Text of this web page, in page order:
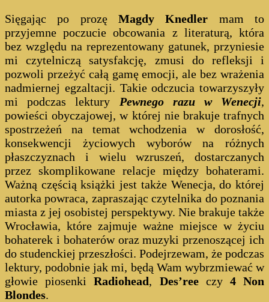
Sięgając po prozę Magdy Knedler mam to
przyjemne poczucie obcowania z literaturą, która
bez względu na reprezentowany gatunek, przyniesie
mi czytelniczą satysfakcję, zmusi do refleksji i
pozwoli przeżyć całą gamę emocji, ale bez wrażenia
nadmiernej egzaltacji. Takie odczucia towarzyszyły
mi podczas lektury Pewnego razu w Wenecji,
powieści obyczajowej, w której nie brakuje trafnych
spostrzeżeń na temat wchodzenia w dorosłość,
konsekwencji życiowych wyborów na różnych
płaszczyznach i wielu wzruszeń, dostarczanych
przez skomplikowane relacje między bohaterami.
Ważną częścią książki jest także Wenecja, do której
autorka powraca, zapraszając czytelnika do poznania
miasta z jej osobistej perspektywy. Nie brakuje także
Wrocławia, które zajmuje ważne miejsce w życiu
bohaterek i bohaterów oraz muzyki przenoszącej ich
do studenckiej przeszłości. Podejrzewam, że podczas
lektury, podobnie jak mi, będą Wam wybrzmiewać w
głowie piosenkiRadiohead, Des’reeczy 4 Non
Blondes.